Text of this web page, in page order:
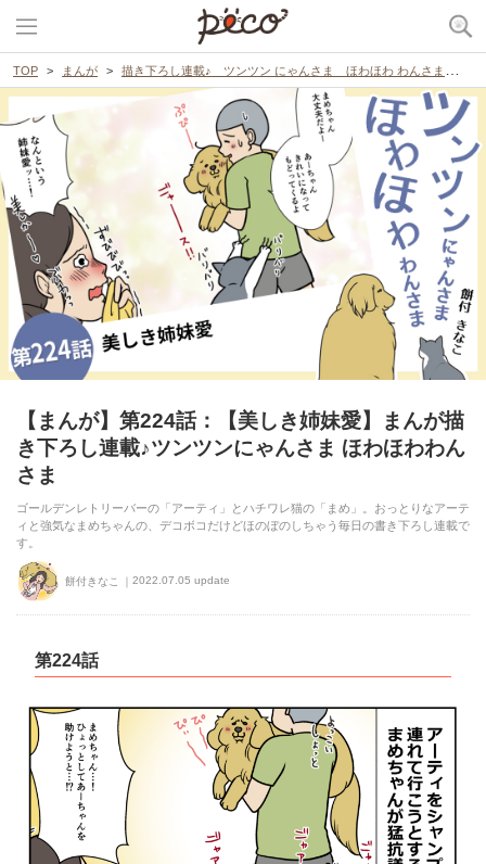
TOP まんが 描き下ろし連載♪ ツンツン にゃんさま ほわほわ わんさま
【まんが】第224話：【美しき姉妹愛】まんが描
き下ろし連載♪ツンツンにゃんさま ほわほわわん
さま
ゴールデンレトリーバーの「アーティ」とハチワレ猫の「まめ」。おっとりなアーテ
ィと強気なまめちゃんの、デコボコだけどほのぼのしちゃう毎日の書き下ろし連載で
す。
餅付きなこ 2022.07.05 update
第224話